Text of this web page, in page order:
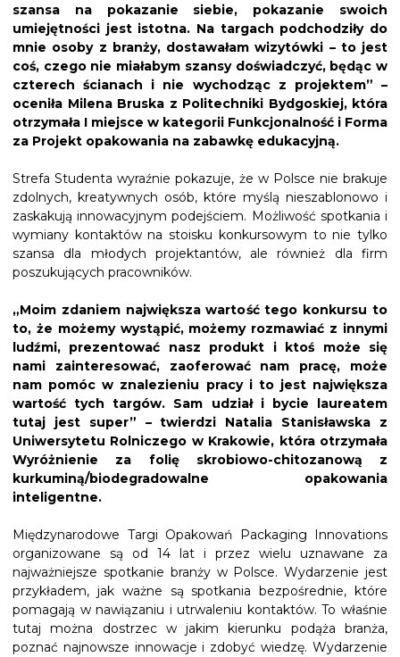
szansa na pokazanie siebie, pokazanie swoich
umiejętności jest istotna. Na targach podchodziły do
mnie osoby z branży, dostawałam wizytówki – to jest
coś, czego nie miałabym szansy doświadczyć, będąc w
czterech ścianach i nie wychodząc z projektem” –
oceniła Milena Bruska z Politechniki Bydgoskiej, która
otrzymała I miejsce w kategorii Funkcjonalność i Forma
za Projekt opakowania na zabawkę edukacyjną.
Strefa Studenta wyraźnie pokazuje, że w Polsce nie brakuje
zdolnych, kreatywnych osób, które myślą nieszablonowo i
zaskakują innowacyjnym podejściem. Możliwość spotkania i
wymiany kontaktów na stoisku konkursowym to nie tylko
szansa dla młodych projektantów, ale również dla firm
poszukujących pracowników.
„Moim zdaniem największa wartość tego konkursu to
to, że możemy wystąpić, możemy rozmawiać z innymi
ludźmi, prezentować nasz produkt i ktoś może się
nami zainteresować, zaoferować nam pracę, może
nam pomóc w znalezieniu pracy i to jest największa
wartość tych targów. Sam udział i bycie laureatem
tutaj jest super” – twierdzi Natalia Stanisławska z
Uniwersytetu Rolniczego w Krakowie, która otrzymała
Wyróżnienie za folię skrobiowo-chitozanową z
kurkuminą/biodegradowalne opakowania
inteligentne.
Międzynarodowe Targi Opakowań Packaging Innovations
organizowane są od 14 lat i przez wielu uznawane za
najważniejsze spotkanie branży w Polsce. Wydarzenie jest
przykładem, jak ważne są spotkania bezpośrednie, które
pomagają w nawiązaniu i utrwaleniu kontaktów. To właśnie
tutaj można dostrzec w jakim kierunku podąża branża,
poznać najnowsze innowacje i zdobyć wiedzę. Wydarzenie